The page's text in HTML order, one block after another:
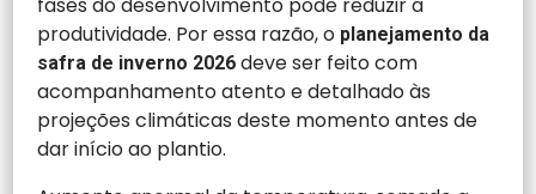
fases do desenvolvimento pode reduzir a
produtividade. Por essa razão, o planejamento da
safra de inverno 2026deve ser feito com
acompanhamento atento e detalhado às
projeções climáticas deste momento antes de
dar início ao plantio.